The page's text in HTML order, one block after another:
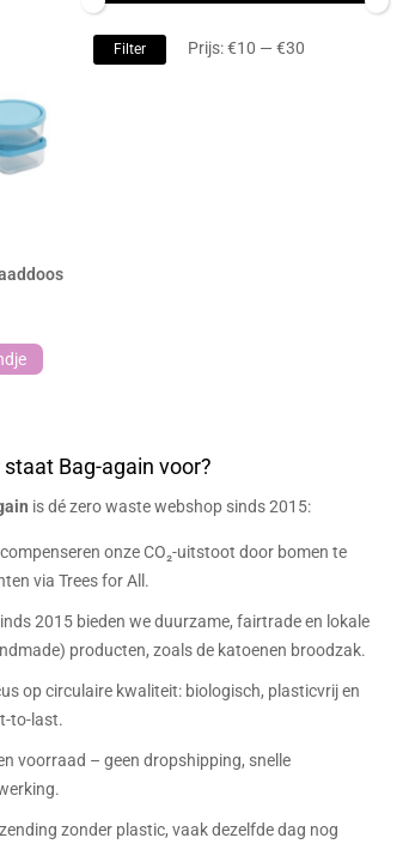
Filter Prijs:€10 — €30
staat Bag-again voor?
is dé zero waste webshop sinds 2015:
onze CO₂-uitstoot door bomen te
via Trees for All.
2015 bieden we duurzame, fairtrade en lokale
producten, zoals de katoenen broodzak.
op circulaire kwaliteit: biologisch, plasticvrij en
to-last.
voorraad – geen dropshipping, snelle
zonder plastic, vaak dezelfde dag nog